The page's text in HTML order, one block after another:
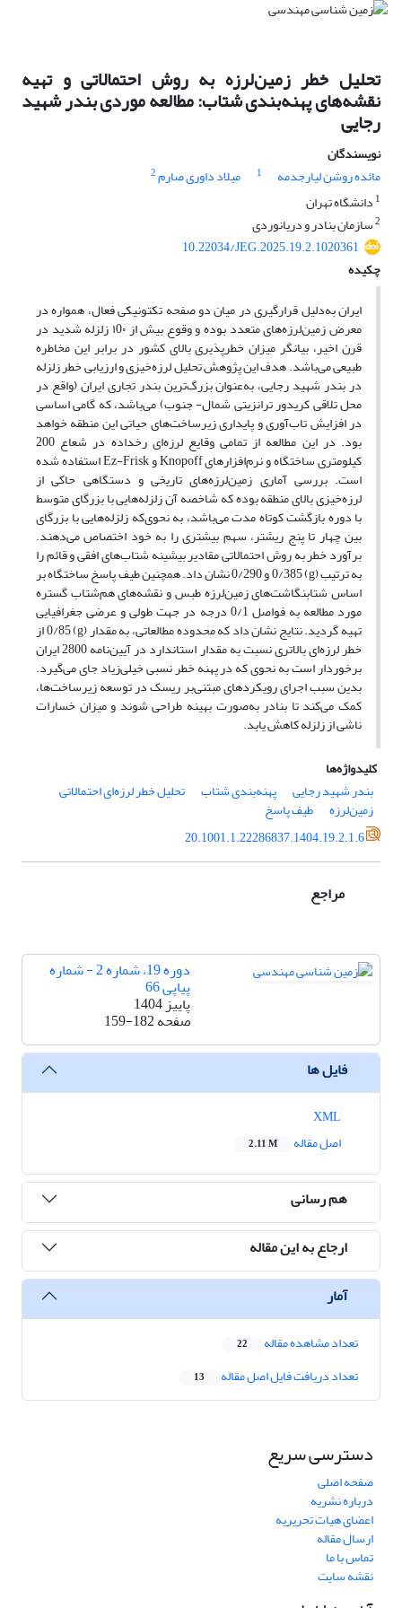
تحلیل خطر زمین‌لرزه به روش احتمالاتی و تهیه
نقشه‌های پهنه‌بندی شتاب: مطالعه موردی بندر شهید
رجایی
نویسندگان
مائده روشن لیارجدمه
1 میلاد داوری صارم2
1 دانشگاه تهران
2سازمان بنادر و دریانوردی
10.22034/JEG.2025.19.2.1020361
چکیده
ایران به‌دلیل قرارگیری در میان دو صفحه تکتونیکی فعال، همواره در
معرض زمین‌لرزه‌های متعدد بوده و وقوع بیش از ۱0۰ زلزله شدید در
قرن اخیر، بیانگر میزان خطرپذیری بالای کشور در برابر این مخاطره
طبیعی می‌باشد. هدف این پژوهش تحلیل لرزه‌خیزی و ارزیابی خطر زلزله
در بندر شهید رجایی، به‌عنوان بزرگ‌ترین بندر تجاری ایران (واقع در
محل تلاقی کریدور ترانزیتی شمال- جنوب) می‌باشد، که گامی اساسی
در افزایش تاب‌آوری و پایداری زیرساخت‌های حیاتی این منطقه خواهد
بود. در این مطالعه از تمامی وقایع لرزه‌ای رخداده در شعاع 200
کیلومتری ساختگاه و نرم‌افزارهایKnopoffوEz-Friskاستفاده شده
است. بررسی آماری زمین‌لرزه‌های تاریخی و دستگاهی حاکی از
لرزه‌خیزی بالای منطقه بوده که شاخصه آن زلزله‌هایی با بزرگای متوسط
با دوره بازگشت کوتاه مدت می‌باشد، به نحوی‌که زلزله‌هایی با بزرگای
بین چهار تا پنج ریشتر، سهم بیشتری را به خود اختصاص می‌دهند.
برآورد خطر به روش احتمالاتی مقادیر بیشینه شتاب‌های افقی و قائم را
به ترتیب (g ) 0/385 و 0/290 نشان داد. همچنین طیف پاسخ ساختگاه بر
اساس شتابنگاشت‌های زمینلرزه طبس و نقشه‌های هم‌شتاب گستره
مورد مطالعه به فواصل 0/1 درجه در جهت طولی و عرضی جغرافیایی
تهیه گردید. نتایج نشان داد که محدوده مطالعاتی،به مقدار (g
) 0/85 از
خطر لرزه‌ای بالاتری نسبت به مقدار استاندارد در آیین‌نامه 2800 ایران
برخوردار است به نحوی که در پهنه خطر نسبی خیلی‌زیاد جای می‌گیرد.
بدین سبب اجرای رویکردهای مبتنی‌بر ریسک در توسعه زیرساخت‌ها،
کمک می‌کند تا بنادر به‌صورت بهینه طراحی شوند و میزان خسارات
ناشی از زلزله کاهش یابد.
کلیدواژه‌ها
بندر شهید رجایی
پهنه‌بندی شتاب تحلیل خطر لرزه‌ای احتمالاتی
زمین‌لرزه
طیف پاسخ
20.1001.1.22286837.1404.19.2.1.6
مراجع
دوره 19، شماره 2 - شماره
پیاپی 66
پاییز 1404
صفحه159-182
فایل ها
اصل مقاله
2.11 M
هم رسانی
ارجاع به این مقاله
آمار
تعداد مشاهده مقاله 22
تعداد دریافت فایل اصل مقاله 13
دسترسی سریع
صفحه اصلی
درباره نشریه
اعضای هیات تحریریه
ارسال مقاله
تماس با ما
نقشه سایت